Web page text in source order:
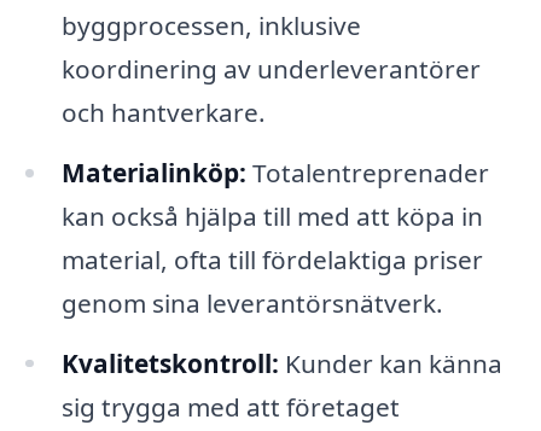
byggprocessen, inklusive
koordinering av underleverantörer
och hantverkare.
Materialinköp: Totalentreprenader
kan också hjälpa till med att köpa in
material, ofta till fördelaktiga priser
genom sina leverantörsnätverk.
Kvalitetskontroll: Kunder kan känna
sig trygga med att företaget